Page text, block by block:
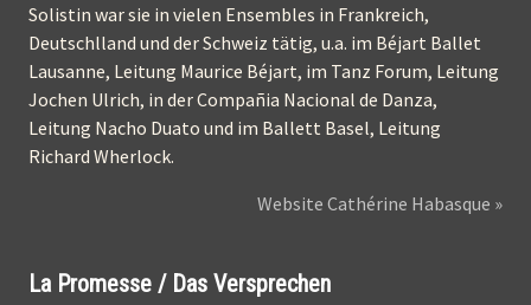
Solistin war sie in vielen Ensembles in Frankreich,
Deutschlland und der Schweiz tätig, u.a. im Béjart Ballet
Lausanne, Leitung Maurice Béjart, im Tanz Forum, Leitung
Jochen Ulrich, in der Compañia Nacional de Danza,
Leitung Nacho Duato und im Ballett Basel, Leitung
Richard Wherlock.
Website Cathérine Habasque »
La Promesse / Das Versprechen